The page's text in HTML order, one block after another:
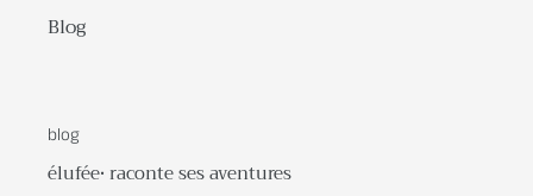
Blog
blog
élufée• raconte ses aventures